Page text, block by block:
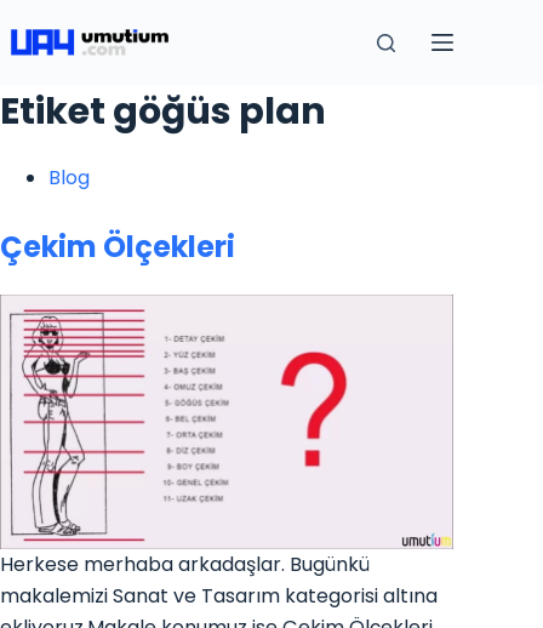
Etiketgöğüs plan
Blog
Çekim Ölçekleri
Herkese merhaba arkadaşlar. Bugünkü
makalemizi Sanat ve Tasarım kategorisi altına